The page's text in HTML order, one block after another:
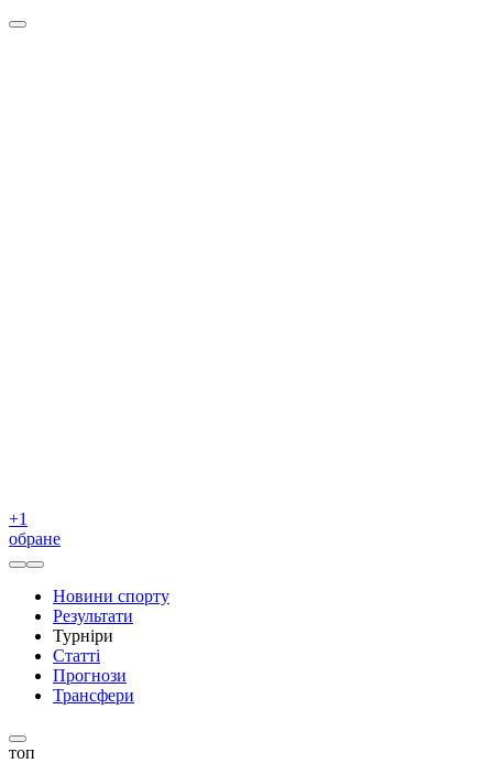
+1
обране
Новини спорту
Результати
Турніри
Статті
Прогнози
Трансфери
топ